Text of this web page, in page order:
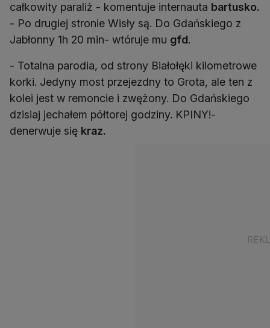
całkowity paraliż - komentuje internauta bartusko.
- Po drugiej stronie Wisły są. Do Gdańskiego z
Jabłonny 1h 20 min- wtóruje mu gfd.
- Totalna parodia, od strony Białołęki kilometrowe
korki. Jedyny most przejezdny to Grota, ale ten z
kolei jest w remoncie i zwężony. Do Gdańskiego
dzisiaj jechałem półtorej godziny. KPINY!-
denerwuje się kraz.